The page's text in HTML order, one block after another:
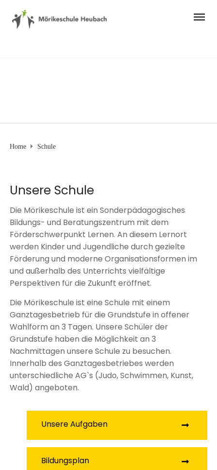
Home Schule
Unsere Schule
Die Mörikeschule ist ein Sonderpädagogisches
Bildungs- und Beratungszentrum mit dem
Förderschwerpunkt Lernen. An diesem Lernort
werden Kinder und Jugendliche durch gezielte
Förderung und moderne Organisationsformen im
und außerhalb des Unterrichts vielfältige
Perspektiven für die Zukunft eröffnet.
Die Mörikeschule ist eine Schule mit einem
Ganztagesbetrieb für die Grundstufe in offener
Wahlform an 3 Tagen. Unsere Schüler der
Grundstufe haben die Möglichkeit an 3
Nachmittagen unsere Schule zu besuchen.
Innerhalb des Ganztagesbetriebes werden
unterschiedliche AG`s (Judo, Schwimmen, Kunst,
Wald) angeboten.
Unsere Aufgaben
Bildungsplan